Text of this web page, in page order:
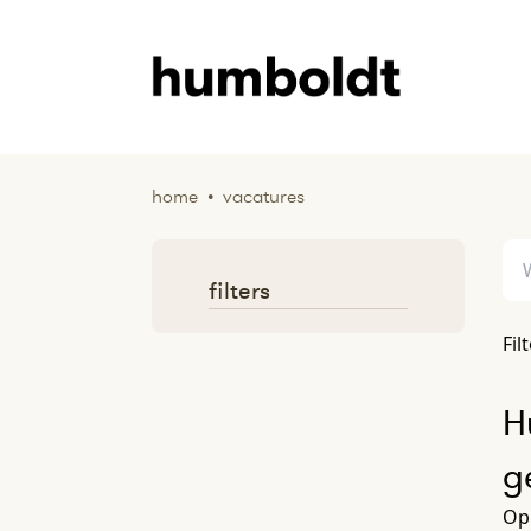
home • vacatures
filters